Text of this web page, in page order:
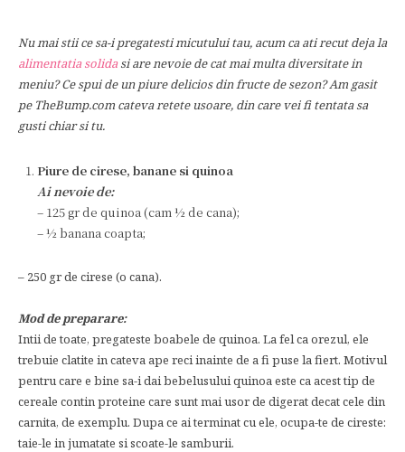
Nu mai stii ce sa-i pregatesti micutului tau, acum ca ati recut deja la
alimentatia solidasi are nevoie de cat mai multa diversitate in
meniu? Ce spui de un piure delicios din fructe de sezon? Am gasit
pe TheBump.com cateva retete usoare, din care vei fi tentata sa
gusti chiar si tu.
Piure de cirese, banane si quinoa
Ai nevoie de:
– 125 gr de quinoa (cam ½ de cana);
– ½ banana coapta;
– 250 gr de cirese (o cana).
Mod de preparare:
Intii de toate, pregateste boabele de quinoa. La fel ca orezul, ele
trebuie clatite in cateva ape reci inainte de a fi puse la fiert. Motivul
pentru care e bine sa-i dai bebelusului quinoa este ca acest tip de
cereale contin proteine care sunt mai usor de digerat decat cele din
carnita, de exemplu. Dupa ce ai terminat cu ele, ocupa-te de cireste:
taie-le in jumatate si scoate-le samburii.